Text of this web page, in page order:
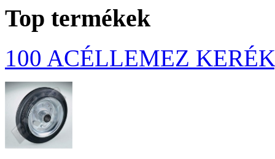
Top termékek
100 ACÉLLEMEZ